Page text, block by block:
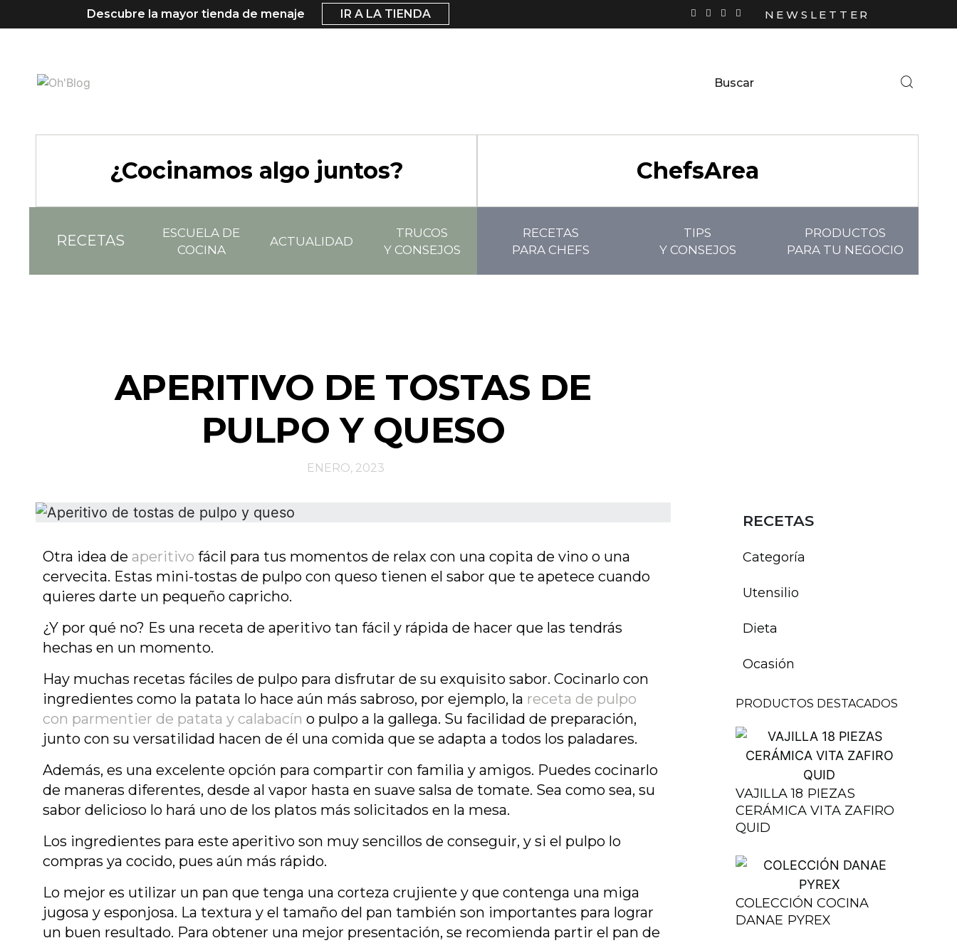
Descubre la mayor tienda de menaje IR A LA TIENDA NEWSLETTER
¿Cocinamos algo juntos?
RECETAS
ESCUELA DE
COCINA
ACTUALIDAD
TRUCOS
Y CONSEJOS
ChefsArea
RECETAS
PARA CHEFS
TIPS
Y CONSEJOS
PRODUCTOS
PARA TU NEGOCIO
APERITIVO DE TOSTAS DE
PULPO Y QUESO
ENERO, 2023
Otra idea de aperitivo fácil para tus momentos de relax con una copita de vino o una
cervecita. Estas mini-tostas de pulpo con queso tienen el sabor que te apetece cuando
quieres darte un pequeño capricho.
¿Y por qué no? Es una receta de aperitivo tan fácil y rápida de hacer que las tendrás
hechas en un momento.
Hay muchas recetas fáciles de pulpo para disfrutar de su exquisito sabor. Cocinarlo con
ingredientes como la patata lo hace aún más sabroso, por ejemplo, la receta de pulpo
con parmentier de patata y calabacín o pulpo a la gallega. Su facilidad de preparación,
junto con su versatilidad hacen de él una comida que se adapta a todos los paladares.
Además, es una excelente opción para compartir con familia y amigos. Puedes cocinarlo
de maneras diferentes, desde al vapor hasta en suave salsa de tomate. Sea como sea, su
sabor delicioso lo hará uno de los platos más solicitados en la mesa.
Los ingredientes para este aperitivo son muy sencillos de conseguir, y si el pulpo lo
compras ya cocido, pues aún más rápido.
Lo mejor es utilizar un pan que tenga una corteza crujiente y que contenga una miga
jugosa y esponjosa. La textura y el tamaño del pan también son importantes para lograr
un buen resultado. Para obtener una mejor presentación, se recomienda partir el pan de
RECETAS
Categoría
Utensilio
Dieta
Ocasión
PRODUCTOS DESTACADOS
VAJILLA 18 PIEZAS
CERÁMICA VITA ZAFIRO
QUID
COLECCIÓN COCINA
DANAE PYREX